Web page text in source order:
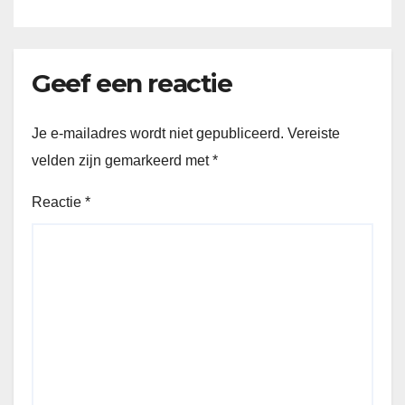
Geef een reactie
Je e-mailadres wordt niet gepubliceerd. Vereiste
velden zijn gemarkeerd met*
Reactie *